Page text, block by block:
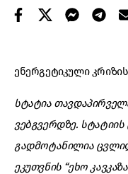
ენერგეტიკული
სტატია
ვებგვერდზე.
გადმოტანილია
ეკუთვნის “ეხო